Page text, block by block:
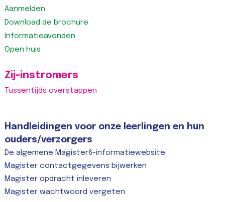
Aanmelden
Download de brochure
Informatieavonden
Open huis
Zij-instromers
Tussentijds overstappen
Handleidingen voor onze leerlingen en hun
ouders/verzorgers
De algemene Magister6-informatiewebsite
Magister contactgegevens bijwerken
Magister opdracht inleveren
Magister wachtwoord vergeten